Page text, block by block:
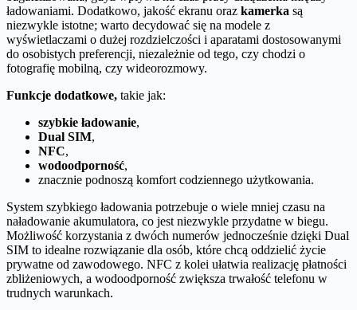
ładowaniami. Dodatkowo, jakość ekranu oraz kamerka są
niezwykle istotne; warto decydować się na modele z
wyświetlaczami o dużej rozdzielczości i aparatami dostosowanymi
do osobistych preferencji, niezależnie od tego, czy chodzi o
fotografię mobilną, czy wideorozmowy.
Funkcje dodatkowe, takie jak:
szybkie ładowanie,
Dual SIM,
NFC,
wodoodporność,
znacznie podnoszą komfort codziennego użytkowania.
System szybkiego ładowania potrzebuje o wiele mniej czasu na
naładowanie akumulatora, co jest niezwykle przydatne w biegu.
Możliwość korzystania z dwóch numerów jednocześnie dzięki Dual
SIM to idealne rozwiązanie dla osób, które chcą oddzielić życie
prywatne od zawodowego. NFC z kolei ułatwia realizację płatności
zbliżeniowych, a wodoodporność zwiększa trwałość telefonu w
trudnych warunkach.